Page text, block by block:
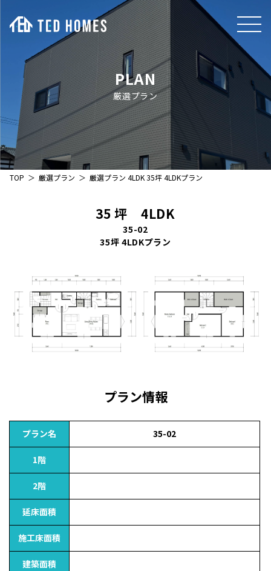
PLAN
厳選プラン
TOP 厳選プラン 厳選プラン 4LDK 35坪 4LDKプラン
35 坪 4LDK
35-02
35坪 4LDKプラン
プラン情報
プラン名 35-02
延床面積
1階
施工床面積
2階
建築面積